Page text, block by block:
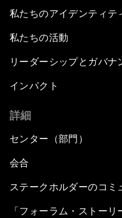
私たちのアイデンティテ
私たちの活動
リーダーシップとガバナ
インパクト
詳細
センター（部門）
会合
ステークホルダーのコミ
「フォーラム・ストーリ